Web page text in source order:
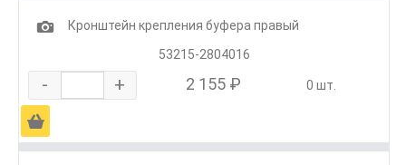
1
Кронштейн крепления буфера правый
53215-2804016
- + 2 155 ₽ 0 шт.
Ä